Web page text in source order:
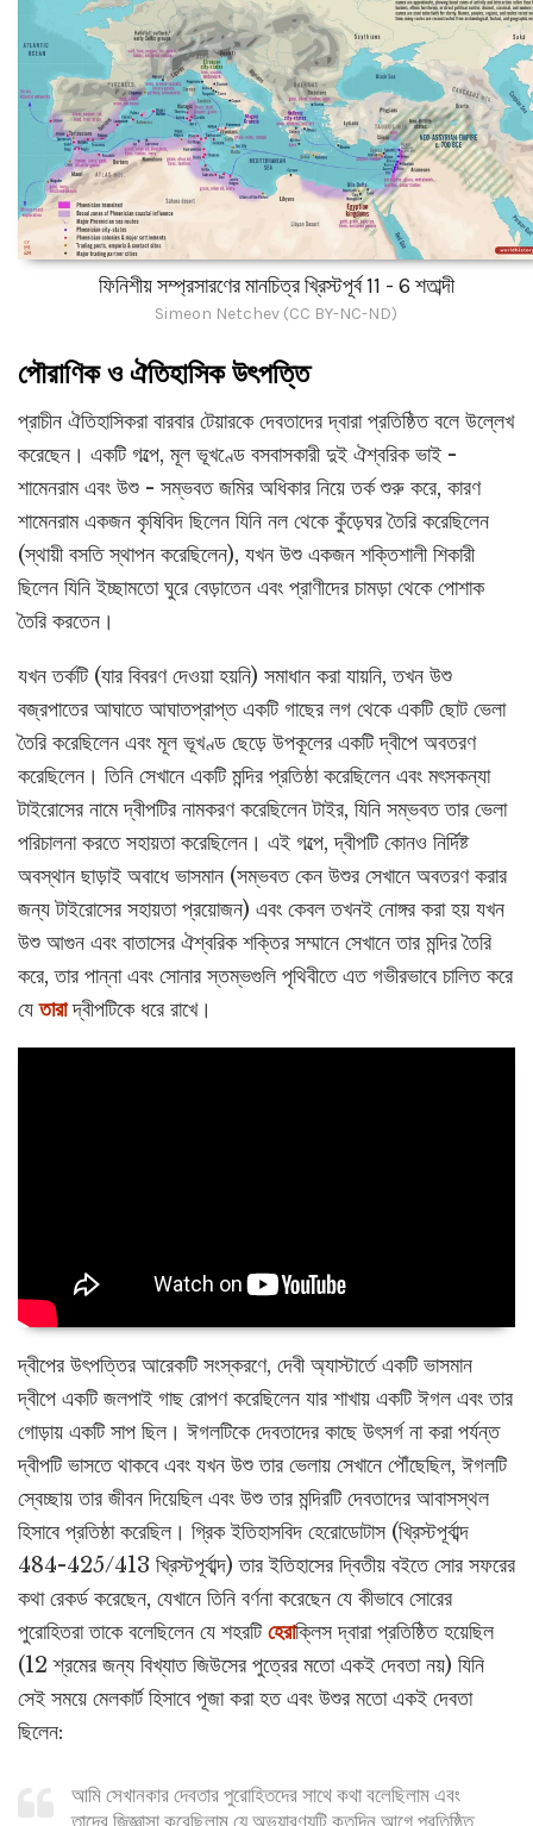
ফিনিশীয় সম্প্রসারণের মানচিত্র খ্রিস্টপূর্ব 11 - 6 শতাব্দী
Simeon Netchev (CC BY-NC-ND)
পৌরাণিক ও ঐতিহাসিক উৎপত্তি
প্রাচীন ঐতিহাসিকরা বারবার টেয়ারকে দেবতাদের দ্বারা প্রতিষ্ঠিত বলে উল্লেখ
করেছেন। একটি গল্পে, মূল ভূখণ্ডে বসবাসকারী দুই ঐশ্বরিক ভাই -
শামেনরাম এবং উশু - সম্ভবত জমির অধিকার নিয়ে তর্ক শুরু করে, কারণ
শামেনরাম একজন কৃষিবিদ ছিলেন যিনি নল থেকে কুঁড়েঘর তৈরি করেছিলেন
(স্থায়ী বসতি স্থাপন করেছিলেন), যখন উশু একজন শক্তিশালী শিকারী
ছিলেন যিনি ইচ্ছামতো ঘুরে বেড়াতেন এবং প্রাণীদের চামড়া থেকে পোশাক
তৈরি করতেন।
যখন তর্কটি (যার বিবরণ দেওয়া হয়নি) সমাধান করা যায়নি, তখন উশু
বজ্রপাতের আঘাতে আঘাতপ্রাপ্ত একটি গাছের লগ থেকে একটি ছোট ভেলা
তৈরি করেছিলেন এবং মূল ভূখণ্ড ছেড়ে উপকূলের একটি দ্বীপে অবতরণ
করেছিলেন। তিনি সেখানে একটি মন্দির প্রতিষ্ঠা করেছিলেন এবং মৎসকন্যা
টাইরোসের নামে দ্বীপটির নামকরণ করেছিলেন টাইর, যিনি সম্ভবত তার ভেলা
পরিচালনা করতে সহায়তা করেছিলেন। এই গল্পে, দ্বীপটি কোনও নির্দিষ্ট
অবস্থান ছাড়াই অবাধে ভাসমান (সম্ভবত কেন উশুর সেখানে অবতরণ করার
জন্য টাইরোসের সহায়তা প্রয়োজন) এবং কেবল তখনই নোঙ্গর করা হয় যখন
উশু আগুন এবং বাতাসের ঐশ্বরিক শক্তির সম্মানে সেখানে তার মন্দির তৈরি
করে, তার পান্না এবং সোনার স্তম্ভগুলি পৃথিবীতে এত গভীরভাবে চালিত করে
যেতারাদ্বীপটিকে ধরে রাখে।
দ্বীপের উৎপত্তির আরেকটি সংস্করণে, দেবী অ্যাস্টার্তে একটি ভাসমান
দ্বীপে একটি জলপাই গাছ রোপণ করেছিলেন যার শাখায় একটি ঈগল এবং তার
গোড়ায় একটি সাপ ছিল। ঈগলটিকে দেবতাদের কাছে উৎসর্গ না করা পর্যন্ত
দ্বীপটি ভাসতে থাকবে এবং যখন উশু তার ভেলায় সেখানে পৌঁছেছিল, ঈগলটি
স্বেচ্ছায় তার জীবন দিয়েছিল এবং উশু তার মন্দিরটি দেবতাদের আবাসস্থল
হিসাবে প্রতিষ্ঠা করেছিল। গ্রিক ইতিহাসবিদ হেরোডোটাস (খ্রিস্টপূর্বাব্দ
484-425/413 খ্রিস্টপূর্বাব্দ) তার ইতিহাসের দ্বিতীয় বইতে সোর সফরের
কথা রেকর্ড করেছেন, যেখানে তিনি বর্ণনা করেছেন যে কীভাবে সোরের
পুরোহিতরা তাকে বলেছিলেন যে শহরটিহেরাক্লিস দ্বারা প্রতিষ্ঠিত হয়েছিল
(12 শ্রমের জন্য বিখ্যাত জিউসের পুত্রের মতো একই দেবতা নয়) যিনি
সেই সময়ে মেলকার্ট হিসাবে পূজা করা হত এবং উশুর মতো একই দেবতা
ছিলেন:
আমি সেখানকার দেবতার পুরোহিতদের সাথে কথা বলেছিলাম এবং
তাদের জিজ্ঞাসা করেছিলাম যে অভয়ারণ্যটি কতদিন আগে প্রতিষ্ঠিত